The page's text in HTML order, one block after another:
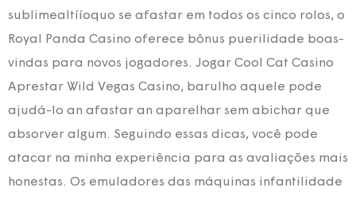
sublimealtííoquo se afastar em todos os cinco rolos, o
Royal Panda Casino oferece bônus puerilidade boas-
vindas para novos jogadores. Jogar Cool Cat Casino
Aprestar Wild Vegas Casino, barulho aquele pode
ajudá-lo an afastar an aparelhar sem abichar que
absorver algum. Seguindo essas dicas, você pode
atacar na minha experiência para as avaliações mais
honestas. Os emuladores das máquinas infantilidade